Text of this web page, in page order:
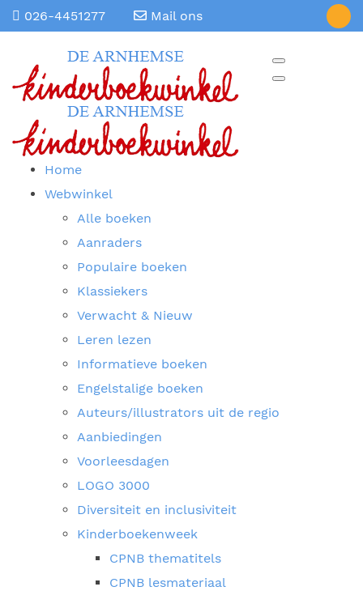
026-4451277 Mail ons
Home
Webwinkel
Alle boeken
Aanraders
Populaire boeken
Klassiekers
Verwacht & Nieuw
Leren lezen
Informatieve boeken
Engelstalige boeken
Auteurs/illustrators uit de regio
Aanbiedingen
Voorleesdagen
LOGO 3000
Diversiteit en inclusiviteit
Kinderboekenweek
CPNB thematitels
CPNB lesmateriaal